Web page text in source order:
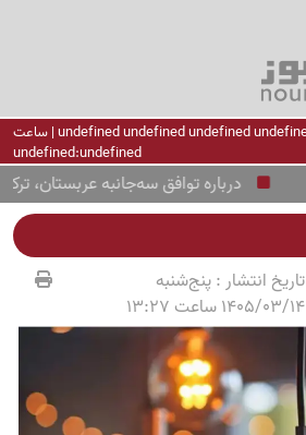
undefined undefined undefined undefined | ساعت
undefined:undefined
درباره توافق سه‌جانبه عربستان، ترکیه و
تاریخ انتشار :پنج‌شنبه
1405/03/14 ساعت 13:27